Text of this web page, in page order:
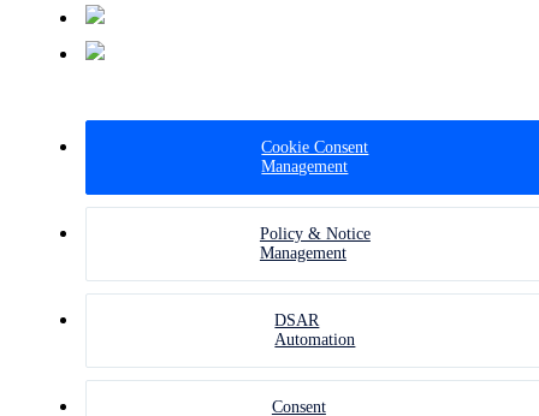
Cookie Consent
Management
Policy & Notice
Management
DSAR
Automation
Consent